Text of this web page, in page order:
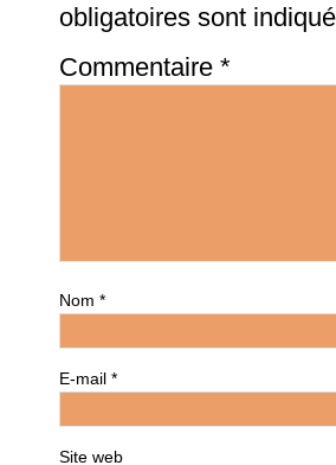
obligatoires sont
Commentaire *
Nom *
E-mail *
Site web